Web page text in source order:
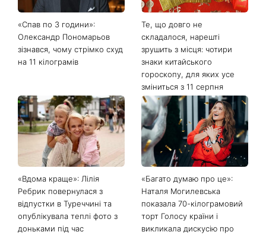
«Спав по 3 години»:
Олександр Пономарьов
зізнався, чому стрімко схуд
на 11 кілограмів
Те, що довго не
складалося, нарешті
зрушить з місця: чотири
знаки китайського
гороскопу, для яких усе
зміниться з 11 серпня
«Вдома краще»: Лілія
Ребрик повернулася з
відпустки в Туреччині та
опублікувала теплі фото з
доньками під час
«Багато думаю про це»:
Наталя Могилевська
показала 70-кілограмовий
торт Голосу країни і
викликала дискусію про